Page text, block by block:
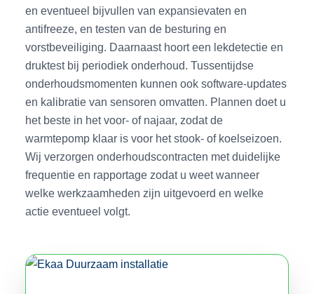
en eventueel bijvullen van expansievaten en
antifreeze, en testen van de besturing en
vorstbeveiliging. Daarnaast hoort een lekdetectie en
druktest bij periodiek onderhoud. Tussentijdse
onderhoudsmomenten kunnen ook software-updates
en kalibratie van sensoren omvatten. Plannen doet u
het beste in het voor- of najaar, zodat de
warmtepomp klaar is voor het stook- of koelseizoen.
Wij verzorgen onderhoudscontracten met duidelijke
frequentie en rapportage zodat u weet wanneer
welke werkzaamheden zijn uitgevoerd en welke
actie eventueel volgt.